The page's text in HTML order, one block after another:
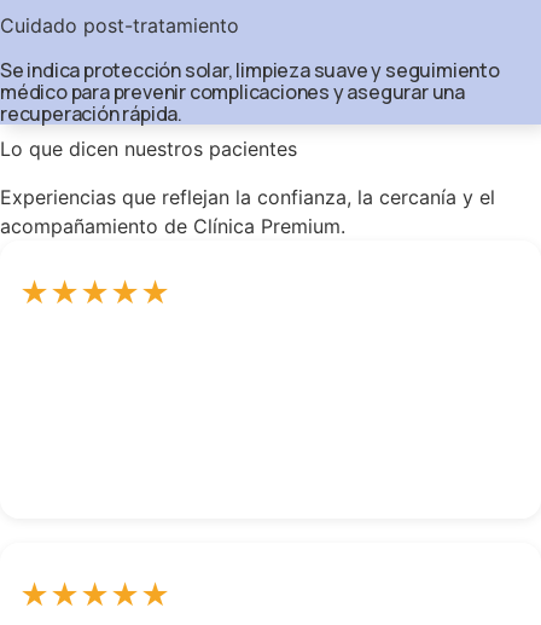
Cuidado post-tratamiento
Se indica protección solar, limpieza suave y seguimiento
médico para prevenir complicaciones y asegurar una
recuperación rápida.
Lo que dicen nuestros pacientes
Experiencias que reflejan la confianza, la cercanía y el
acompañamiento de Clínica Premium.
★★★★★
★★★★★